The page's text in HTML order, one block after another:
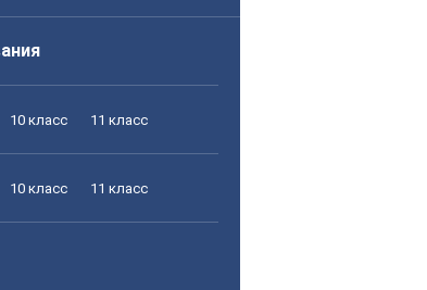
10 класс 11 класс
10 класс 11 класс